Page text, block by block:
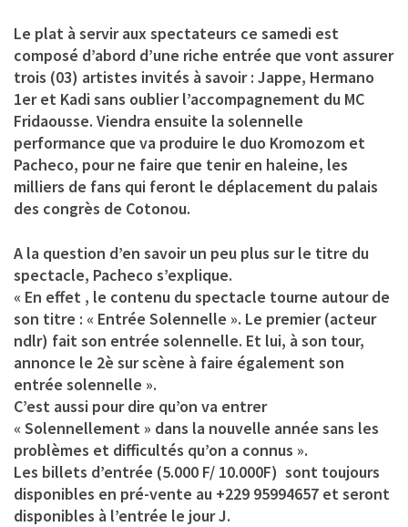
Le plat à servir aux spectateurs ce samedi est
composé d’abord d’une riche entrée que vont assurer
trois (03) artistes invités à savoir : Jappe, Hermano
1er et Kadi sans oublier l’accompagnement du MC
Fridaousse. Viendra ensuite la solennelle
performance que va produire le duo Kromozom et
Pacheco, pour ne faire que tenir en haleine, les
milliers de fans qui feront le déplacement du palais
des congrès de Cotonou.
A la question d’en savoir un peu plus sur le titre du
spectacle, Pacheco s’explique.
« En effet , le contenu du spectacle tourne autour de
son titre : « Entrée Solennelle ». Le premier (acteur
ndlr) fait son entrée solennelle. Et lui, à son tour,
annonce le 2è sur scène à faire également son
entrée solennelle ».
C’est aussi pour dire qu’on va entrer
« Solennellement » dans la nouvelle année sans les
problèmes et difficultés qu’on a connus ».
Les billets d’entrée (5.000 F/ 10.000F) sont toujours
disponibles en pré-vente au +229 95994657 et seront
disponibles à l’entrée le jour J.